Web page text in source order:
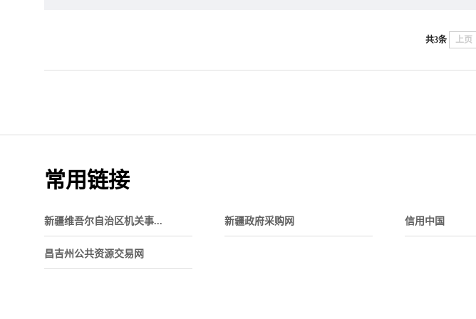
共3条 上页
常用链接
新疆维吾尔自治区机关事... 新疆政府采购网 信用中国
昌吉州公共资源交易网